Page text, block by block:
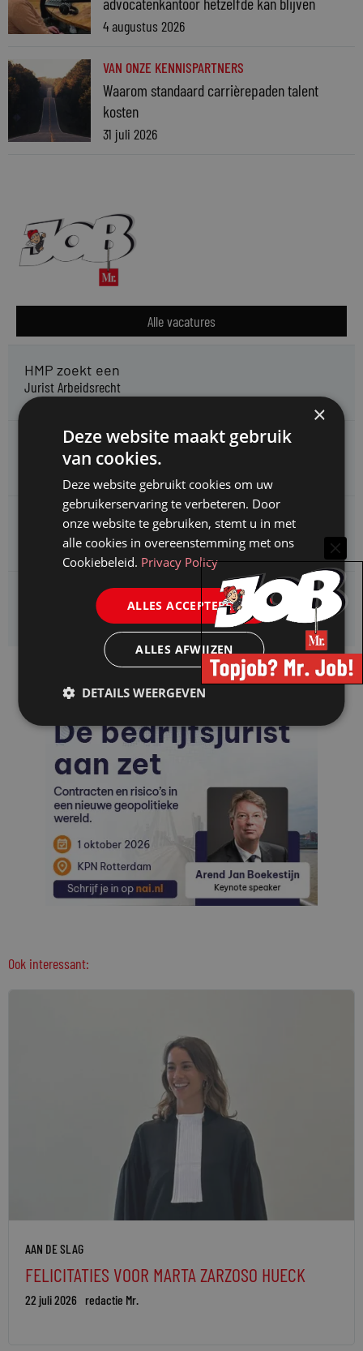
4 augustus 2026
VAN ONZE KENNISPARTNERS
Waarom standaard carrièrepaden talent
kosten
31 juli 2026
Alle vacatures
HMP zoekt een
Jurist Arbeidsrecht
Gemeente Meppel zoekt een
Juridisch Adviseur
CAOP zoekt een
Juridisch adviseur (junior)
Kifid zoekt een
Jurist- secretaris
Ook interessant:
AAN DE SLAG
FELICITATIES VOOR MARTA ZARZOSO HUECK
22 juli 2026 redactie Mr.
×
Deze website maakt gebruik
van cookies.
Deze website gebruikt cookies om uw
gebruikerservaring te verbeteren. Door
onze website te gebruiken, stemt u in met
alle cookies in overeenstemming met ons
Cookiebeleid. Privacy Policy
ALLES ACCEPTEREN
ALLES AFWIJZEN
DETAILS WEERGEVEN